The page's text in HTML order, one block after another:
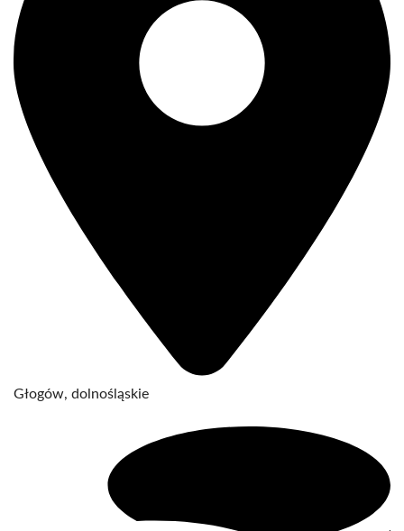
Głogów, dolnośląskie